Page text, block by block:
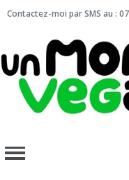
Contactez-moi par SMS au :